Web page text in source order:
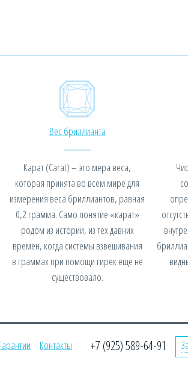
Вес бриллианта
Карат (Carat) – это мера веса,
которая принята во всем мире для
измерения веса бриллиантов, равная
0,2 грамма. Само понятие «карат»
родом из истории, из тех давних
времен, когда системы взвешивания
в граммах при помощи гирек еще не
существовало.
Гарантии
Контакты
+7 (925) 589-64-91